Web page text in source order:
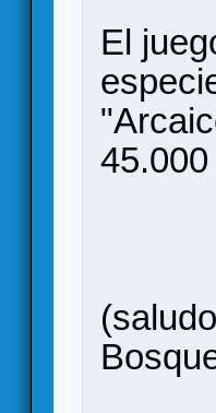
El